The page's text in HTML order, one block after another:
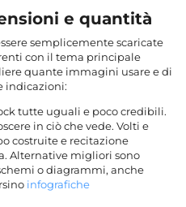
e quantità
semplicemente scaricate
con il tema principale
quante immagini usare e di
indicazioni:
tutte uguali e poco credibili.
in ciò che vede. Volti e
costruite e recitazione
Alternative migliori sono
o diagrammi, anche
infografiche